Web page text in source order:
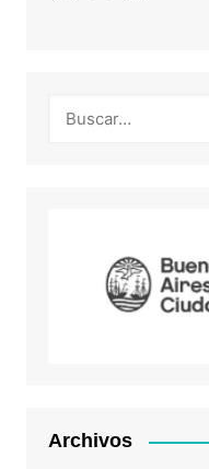
Archivos